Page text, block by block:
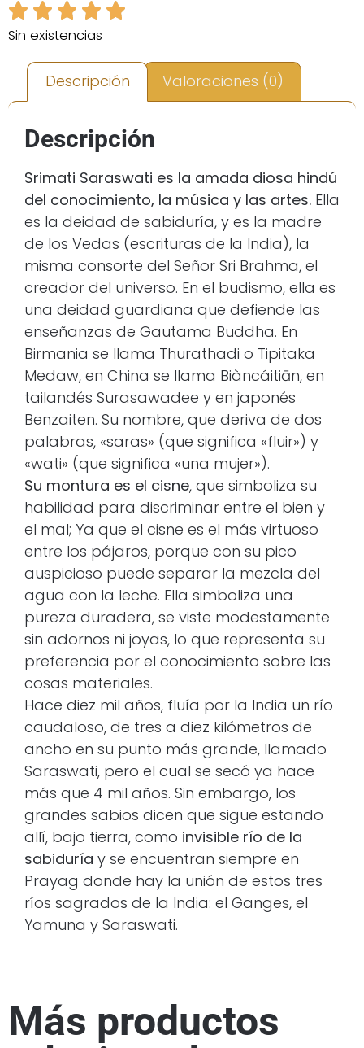
Sin existencias
Descripción Valoraciones (0)
Descripción
Srimati Saraswati es la amada diosa hindú
del conocimiento, la música y las artes. Ella
es la deidad de sabiduría, y es la madre
de los Vedas (escrituras de la India), la
misma consorte del Señor Sri Brahma, el
creador del universo. En el budismo, ella es
una deidad guardiana que defiende las
enseñanzas de Gautama Buddha. En
Birmania se llama Thurathadi o Tipitaka
Medaw, en China se llama Biàncáitiān, en
tailandés Surasawadee y en japonés
Benzaiten. Su nombre, que deriva de dos
palabras, «saras» (que significa «fluir») y
«wati» (que significa «una mujer»).
Su montura es el cisne, que simboliza su
habilidad para discriminar entre el bien y
el mal; Ya que el cisne es el más virtuoso
entre los pájaros, porque con su pico
auspicioso puede separar la mezcla del
agua con la leche. Ella simboliza una
pureza duradera, se viste modestamente
sin adornos ni joyas, lo que representa su
preferencia por el conocimiento sobre las
cosas materiales.
Hace diez mil años, fluía por la India un río
caudaloso, de tres a diez kilómetros de
ancho en su punto más grande, llamado
Saraswati, pero el cual se secó ya hace
más que 4 mil años. Sin embargo, los
grandes sabios dicen que sigue estando
allí, bajo tierra, como invisible río de la
sabiduría y se encuentran siempre en
Prayag donde hay la unión de estos tres
ríos sagrados de la India: el Ganges, el
Yamuna y Saraswati.
Más productos